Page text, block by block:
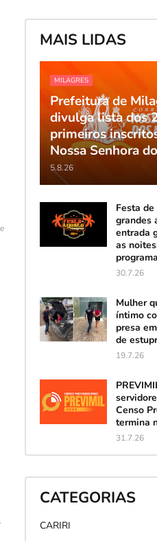
MAIS LIDAS
MILAGRES
Prefeitura de
divulga lista dos
primeiros
Nossa Senhora
5.8.26
Festa
grandes
entrada
as
30.7.26
Mulher
íntimo
presa
de
19.7.26
Censo
termina
31.7.26
CATEGORIAS
CARIRI